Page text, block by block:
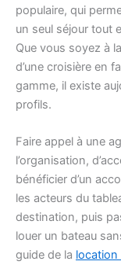
populaire, qui
un seul séjour tout
Que vous soyez à
d’une croisière en
gamme, il existe
profils.
Faire appel à une
l’organisation,
bénéficier d’un
les acteurs du
destination, puis
louer un bateau
guide de la location